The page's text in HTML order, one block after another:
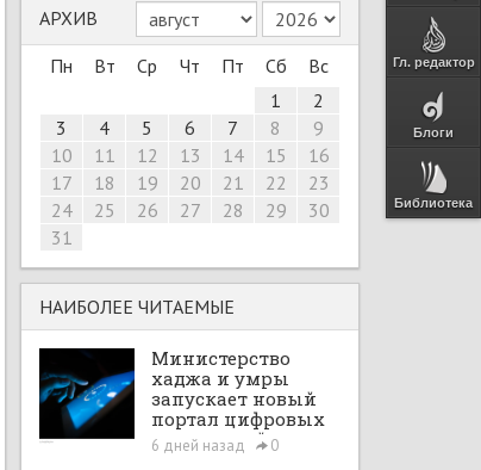
Гл. редактор
Блоги
Библиотека
АРХИВ
Пн
Вт Ср Чт Пт Сб
Вс
1
2
3
4 5 6 7 8
9
10
11 12 13 14 15
16
17
18 19 20 21 22
23
24
25 26 27 28 29
30
31
НАИБОЛЕЕ ЧИТАЕМЫЕ
Министерство
хаджа и умры
запускает новый
портал цифровых
интеграций
6 дней назад 0